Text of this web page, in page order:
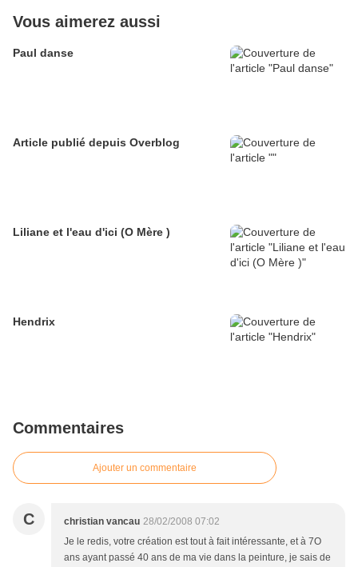
Vous aimerez aussi
Paul danse
Article publié depuis Overblog
Liliane et l'eau d'ici (O Mère )
Hendrix
Commentaires
Ajouter un commentaire
C christian vancau 28/02/2008 07:02
Je le redis, votre création est tout à fait intéressante, et à 7O
ans ayant passé 40 ans de ma vie dans la peinture, je sais de